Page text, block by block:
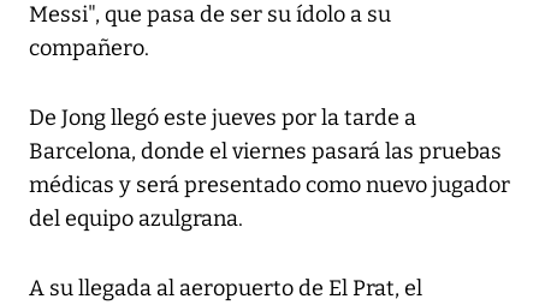
Messi", que pasa de ser su ídolo a su
compañero.
De Jong llegó este jueves por la tarde a
Barcelona, donde el viernes pasará las pruebas
médicas y será presentado como nuevo jugador
del equipo azulgrana.
A su llegada al aeropuerto de El Prat, el